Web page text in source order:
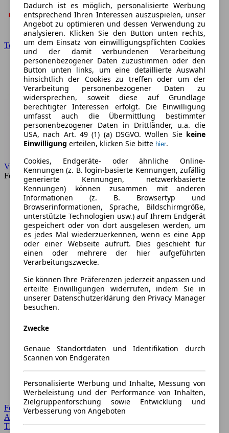
Toyota
VW
Forum
Forum Startseite
Alle Auto-Foren
Themen-Forum
Dadurch ist es möglich, personalisierte Werbung
entsprechend Ihren Interessen auszuspielen, unser
Angebot zu optimieren und dessen Verwendung zu
analysieren. Klicken Sie den Button unten rechts,
um dem Einsatz von einwilligungspflichten Cookies
und der damit verbundenen Verarbeitung
personenbezogener Daten zuzustimmen oder den
Button unten links, um eine detaillierte Auswahl
hinsichtlich der Cookies zu treffen oder um der
Verarbeitung personenbezogener Daten zu
widersprechen, soweit diese auf Grundlage
berechtigter Interessen erfolgt. Die Einwilligung
umfasst auch die Übermittlung bestimmter
personenbezogener Daten in Drittländer, u.a. die
USA, nach Art. 49 (1) (a) DSGVO. Wollen Sie keine
Einwilligung erteilen, klicken Sie bitte hier.
Cookies, Endgeräte- oder ähnliche Online-
Kennungen (z. B. login-basierte Kennungen, zufällig
generierte Kennungen, netzwerkbasierte
Kennungen) können zusammen mit anderen
Informationen (z. B. Browsertyp und
Browserinformationen, Sprache, Bildschirmgröße,
unterstützte Technologien usw.) auf Ihrem Endgerät
gespeichert oder von dort ausgelesen werden, um
es jedes Mal wiederzuerkennen, wenn es eine App
oder einer Webseite aufruft. Dies geschieht für
einen oder mehrere der hier aufgeführten
Verarbeitungszwecke.
Sie können Ihre Präferenzen jederzeit anpassen und
erteilte Einwilligungen widerrufen, indem Sie in
unserer Datenschutzerklärung den Privacy Manager
besuchen.
Zwecke
Genaue Standortdaten und Identifikation durch
Scannen von Endgeräten
Personalisierte Werbung und Inhalte, Messung von
Werbeleistung und der Performance von Inhalten,
Zielgruppenforschung sowie Entwicklung und
Verbesserung von Angeboten